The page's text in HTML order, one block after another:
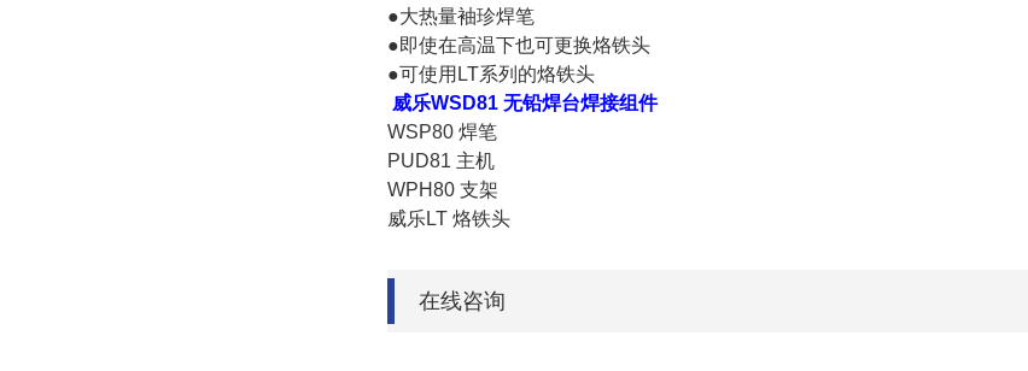
●大热量袖珍焊笔
●即使在高温下也可更换烙铁头
●可使用LT系列的烙铁头
威乐WSD81 无铅焊台焊接组件
WSP80 焊笔
PUD81 主机
WPH80 支架
威乐LT 烙铁头
在线咨询